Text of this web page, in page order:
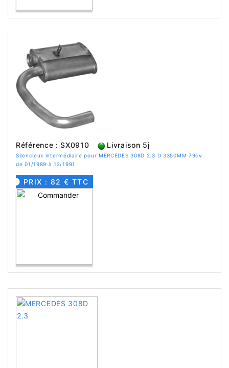
Référence : SX0910 Livraison 5j
Silencieux intermédiaire pour MERCEDES 308D 2.3 D 3350MM 79cv
de 01/1989 à 12/1991
PRIX : 82 € TTC